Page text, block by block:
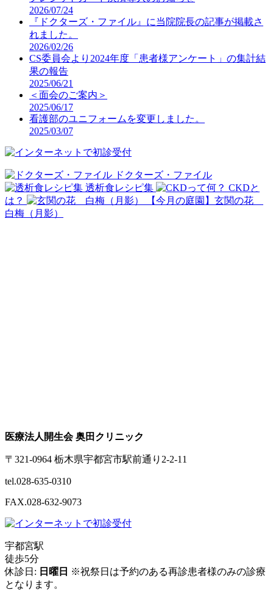
2026/07/24
『ドクターズ・ファイル』に当院院長の記事が掲載さ
れました。
2026/02/26
CS委員会より2024年度「患者様アンケート」の集計結
果の報告
2025/06/21
＜面会のご案内＞
2025/06/17
看護部のユニフォームを変更しました。
2025/03/07
ドクターズ・ファイル
透析食レシピ集
CKDと
は？
【今月の庭園】玄関の花
白梅（月影）
医療法人開生会 奥田クリニック
〒321-0964 栃木県宇都宮市駅前通り2-2-11
tel.028-635-0310
FAX.028-632-9073
宇都宮駅
徒歩5分
休診日: 日曜日 ※祝祭日は予約のある再診患者様のみの診療
となります。